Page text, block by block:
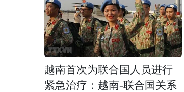
越南首次为联合国人员进行
紧急治疗：越南-联合国关系